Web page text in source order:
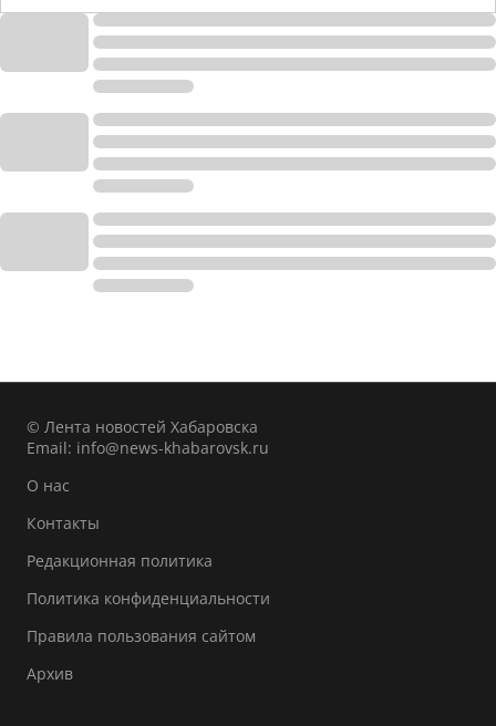
© Лента новостей Хабаровска
Email: info@news-khabarovsk.ru
О нас
Контакты
Редакционная политика
Политика конфиденциальности
Правила пользования сайтом
Архив